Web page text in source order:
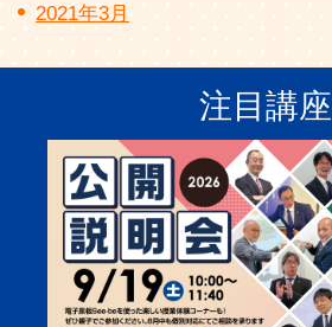
2021年3月
注目講座